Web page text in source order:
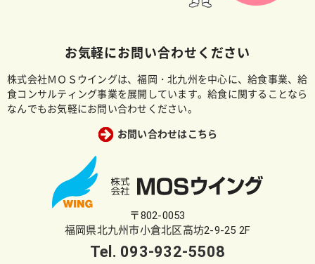
お気軽にお問い合わせください
株式会社ＭＯＳウイングは、福岡・北九州を中心に、給食事業、給
食コンサルティング事業を展開しています。給食に関することなら
なんでもお気軽にお問い合わせください。
お問い合わせはこちら
〒802-0053
福岡県北九州市小倉北区高坊2-9-25 2F
Tel. 093-932-5508